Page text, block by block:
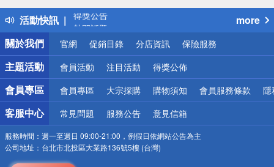
活動快訊
得獎公告
熱門話題
銀行優惠
偏遠地區配送
詐騙網頁！請小心！
more
關於我們
官網 促銷目錄 分店資訊 保險服務
主題活動 會員活動 注目活動 得獎公佈
會員專區 會員專區 大宗採購 購物須知 會員服務條款 隱
客服中心 常見問題 服務公告 意見信箱
服務時間： 週一至週日 09:00-21:00，例假日依網站公告為主
公司地址： 台北市北投區大業路136號5樓 (台灣)